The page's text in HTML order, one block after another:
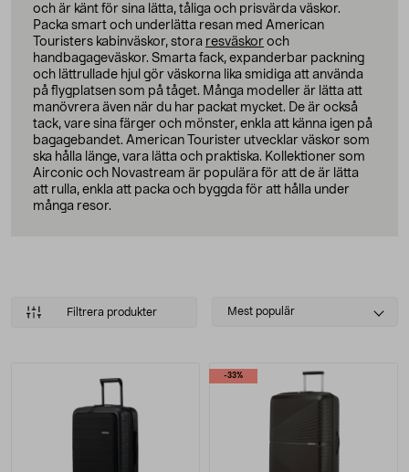
och är känt för sina lätta, tåliga och prisvärda väskor.
Packa smart och underlätta resan med American
Touristers kabinväskor, stora resväskor och
handbagageväskor. Smarta fack, expanderbar packning
och lättrullade hjul gör väskorna lika smidiga att använda
på flygplatsen som på tåget. Många modeller är lätta att
manövrera även när du har packat mycket. De är också
tack, vare sina färger och mönster, enkla att känna igen på
bagagebandet. American Tourister utvecklar väskor som
ska hålla länge, vara lätta och praktiska. Kollektioner som
Airconic och Novastream är populära för att de är lätta
att rulla, enkla att packa och byggda för att hålla under
många resor.
Filtrera produkter
Select
Mest populär
Produkter -33%